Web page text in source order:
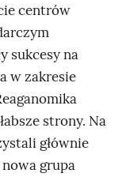
centrów
sukcesy na
w zakresie
strony. Na
głównie
grupa